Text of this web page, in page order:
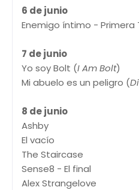
6 de junio
Enemigo íntimo - Primera
7 de junio
Yo soy Bolt (I Am Bolt)
Mi abuelo es un peligro (
8 de junio
Ashby
El vacío
The Staircase
Sense8 - El final
Alex Strangelove